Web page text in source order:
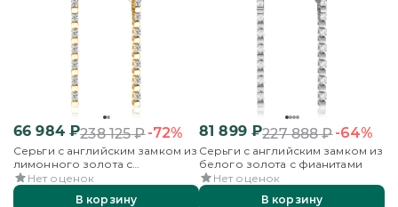
66 984₽238 125₽-72%
Серьги с английским замком из
лимонного золота с
фианитами
Нет оценок
В корзину
81 899₽227 888₽-64%
Серьги с английским замком из
белого золота с фианитами
Нет оценок
В корзину